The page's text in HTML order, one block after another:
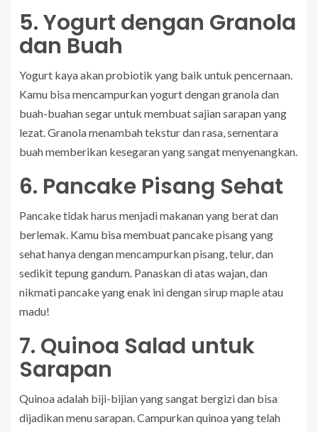
5. Yogurt dengan Granola
dan Buah
Yogurt kaya akan probiotik yang baik untuk pencernaan.
Kamu bisa mencampurkan yogurt dengan granola dan
buah-buahan segar untuk membuat sajian sarapan yang
lezat. Granola menambah tekstur dan rasa, sementara
buah memberikan kesegaran yang sangat menyenangkan.
6. Pancake Pisang Sehat
Pancake tidak harus menjadi makanan yang berat dan
berlemak. Kamu bisa membuat pancake pisang yang
sehat hanya dengan mencampurkan pisang, telur, dan
sedikit tepung gandum. Panaskan di atas wajan, dan
nikmati pancake yang enak ini dengan sirup maple atau
madu!
7. Quinoa Salad untuk
Sarapan
Quinoa adalah biji-bijian yang sangat bergizi dan bisa
dijadikan menu sarapan. Campurkan quinoa yang telah